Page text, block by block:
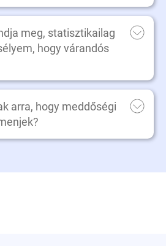
meg, statisztikailag
hogy várandós
arra, hogy meddőségi